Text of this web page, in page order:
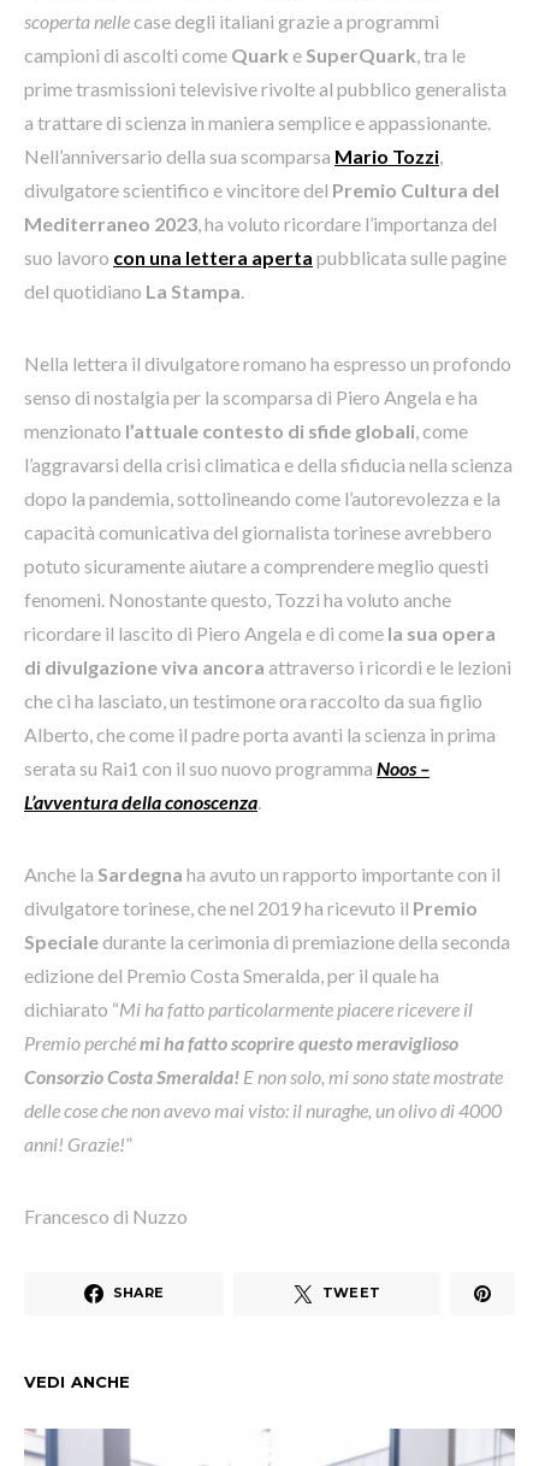
scoperta nellecase degli italiani grazie a programmi
campioni di ascolti come Quark e SuperQuark , tra le
prime trasmissioni televisive rivolte al pubblico generalista
a trattare di scienza in maniera semplice e appassionante.
Nell’anniversario della sua scomparsa Mario Tozzi
divulgatore scientifico e vincitore del Premio Cultura del
Mediterraneo 2023 , ha voluto ricordare l’importanza del
suo lavoro con una lettera aperta pubblicata sulle pagine
del quotidiano La Stampa
Nella lettera il divulgatore romano ha espresso un profondo
senso di nostalgia per la scomparsa di Piero Angela e ha
menzionato l’attuale contesto di sfide globali , come
l’aggravarsi della crisi climatica e della sfiducia nella scienza
dopo la pandemia, sottolineando come l’autorevolezza e la
capacità comunicativa del giornalista torinese avrebbero
potuto sicuramente aiutare a comprendere meglio questi
fenomeni. Nonostante questo, Tozzi ha voluto anche
ricordare il lascito di Piero Angela e di come la sua opera
di divulgazione viva ancora attraverso i ricordi e le lezioni
che ci ha lasciato, un testimone ora raccolto da sua figlio
Alberto, che come il padre porta avanti la scienza in prima
serata su Rai1 con il suo nuovo programma Noos –
L’avventuradella conoscenza
Anche la Sardegna ha avuto un rapporto importante con il
divulgatore torinese, che nel 2019 ha ricevuto il Premio
Specialedurante la cerimonia di premiazione della seconda
edizione del Premio Costa Smeralda, per il quale ha
dichiarato “Mi ha fatto particolarmente piacere ricevere il
Premio perchémi ha fatto scoprire questo meraviglioso
Consorzio Costa Smeralda! E non solo, mi sono state mostrate
delle cose che non avevo mai visto: il nuraghe, un olivo di 4000
anni! Grazie!”
Francesco di Nuzzo
SHARE TWEET
VEDI ANCHE